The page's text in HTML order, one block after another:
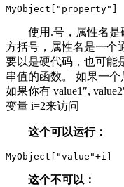
MyObject[ " property"
使用.号，属性名是
方括号，属性名是一个
要以是硬代码，也可能
串值的函数。 如果一个
如果你有 value1″,
变量 i=2来访问
这个可以运行：
MyObject[ "value "+i]
这个不可以：